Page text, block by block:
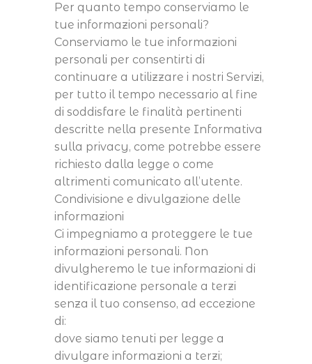
Per quanto tempo conserviamo le
tue informazioni personali?
Conserviamo le tue informazioni
personali per consentirti di
continuare a utilizzare i nostri Servizi,
per tutto il tempo necessario al fine
di soddisfare le finalità pertinenti
descritte nella presente Informativa
sulla privacy, come potrebbe essere
richiesto dalla legge o come
altrimenti comunicato all’utente.
Condivisione e divulgazione delle
informazioni
Ci impegniamo a proteggere le tue
informazioni personali. Non
divulgheremo le tue informazioni di
identificazione personale a terzi
senza il tuo consenso, ad eccezione
di:
dove siamo tenuti per legge a
divulgare informazioni a terzi;